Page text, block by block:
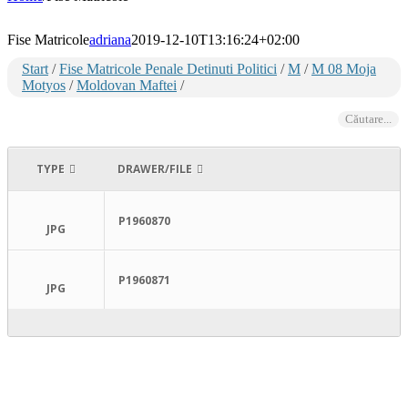
Fise Matricoleadriana2019-12-10T13:16:24+02:00
Start /Fise Matricole Penale Detinuti Politici /M /M 08 Moja
Motyos /Moldovan Maftei /
Căutare...
TYPE DRAWER/FILE
JPG
P1960870
JPG
P1960871